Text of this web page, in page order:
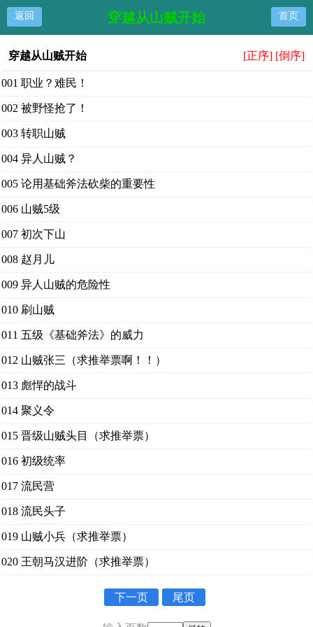
返回 穿越从山贼开始 首页
穿越从山贼开始 [正序] [倒序]
001 职业？难民！
002 被野怪抢了！
003 转职山贼
004 异人山贼？
005 论用基础斧法砍柴的重要性
006 山贼5级
007 初次下山
008 赵月儿
009 异人山贼的危险性
010 刷山贼
011 五级《基础斧法》的威力
012 山贼张三（求推举票啊！！）
013 彪悍的战斗
014 聚义令
015 晋级山贼头目（求推举票）
016 初级统率
017 流民营
018 流民头子
019 山贼小兵（求推举票）
020 王朝马汉进阶（求推举票）
下一页 尾页